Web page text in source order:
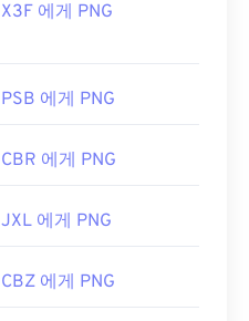
X3F 에게 PNG
PSB 에게 PNG
CBR 에게 PNG
JXL 에게 PNG
CBZ 에게 PNG